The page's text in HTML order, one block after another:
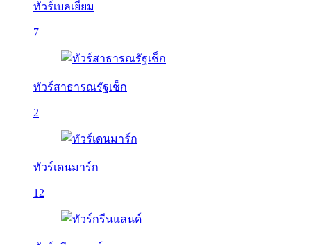
ทัวร์เบลเยี่ยม
7
ทัวร์สาธารณรัฐเช็ก
2
ทัวร์เดนมาร์ก
12